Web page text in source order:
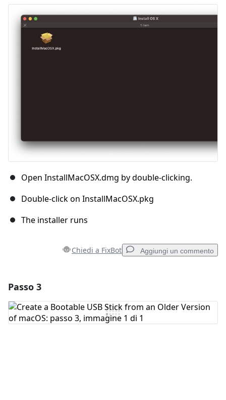
Aggiungi Commento
Open InstallMacOSX.dmg by double-clicking.
Double-click on InstallMacOSX.pkg
The installer runs
Chiedi a FixBot Aggiungi un commento
Aggiungi Commento
Passo 3